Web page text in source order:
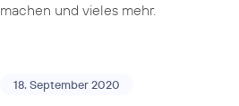
machen und vieles mehr.
18. September 2020